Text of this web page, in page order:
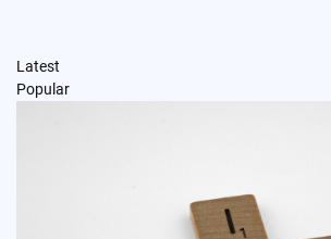
Latest
Popular